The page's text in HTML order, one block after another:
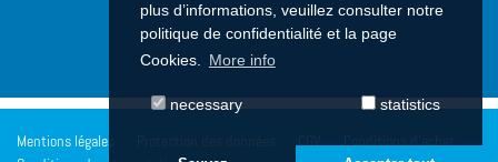
plus d’informations, veuillez consulter notre
politique de confidentialité et la page
Cookies.
More info
necessary statistics
Mentions légales CGV
Conditions d'achat